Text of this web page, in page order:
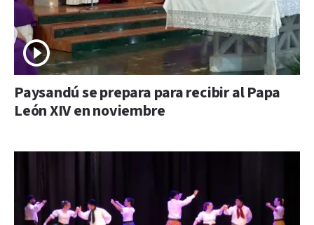
Paysandú se prepara para recibir al Papa
León XIV en noviembre